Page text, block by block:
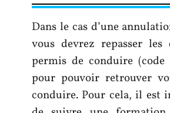
Dans le cas d’une
vous devrez repasser les
permis de conduire (code
pour pouvoir retrouver
conduire. Pour cela, il est